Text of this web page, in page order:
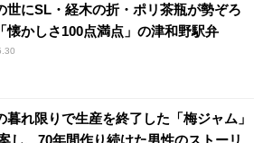
世にSL・経木の折・ポリ茶瓶が勢ぞろ
懐かしさ100点満点」の津和野駅弁
暮れ限りで生産を終了した「梅ジャム」
し、70年間作り続けた男性のストーリ